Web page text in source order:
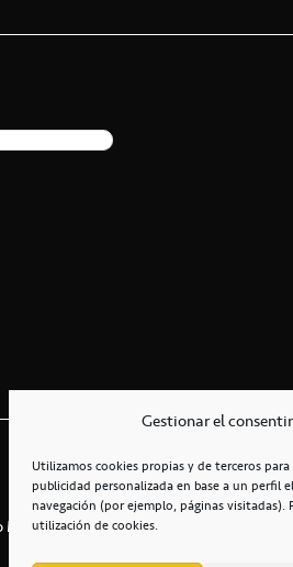
Gestionar el
Utilizamos cookies propias y de terceros
publicidad personalizada en base a un perfil
navegación (por ejemplo, páginas visitadas).
utilización de cookies.
Martín